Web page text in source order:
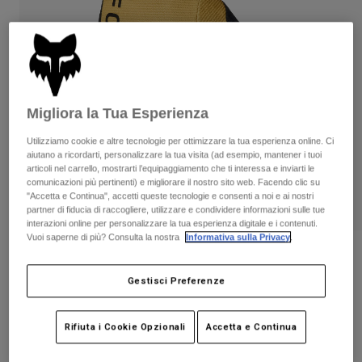
Pantaloni
Pantaloncini
Giacche
Guanti
Protezioni
Maschere
Calze
Accessori
Parti di ricambio
Pantaloni
Guanti
Protezioni
Maschere
Calze
Vedi tutto
Donna
T-shirt
Felpe
Giacche
Pantaloni & Pantaloncini
Bambini
Maschere
Calze
Vedi tutto
Moto
Caschi
Maglie​
Pantaloni
Stivali
Protezioni
Maschere
Guanti in gel Ranger
Prodotto n.33607
Migliora la Tua Esperienza
Utilizziamo cookie e altre tecnologie per ottimizzare la tua esperienza online. Ci
aiutano a ricordarti, personalizzare la tua visita (ad esempio, mantener i tuoi
articoli nel carrello, mostrarti l’equipaggiamento che ti interessa e inviarti le
comunicazioni più pertinenti) e migliorare il nostro sito web. Facendo clic su
"Accetta e Continua", accetti queste tecnologie e consenti a noi e ai nostri
partner di fiducia di raccogliere, utilizzare e condividere informazioni sulle tue
interazioni online per personalizzare la tua esperienza digitale e i contenuti.
Vuoi saperne di più? Consulta la nostra
Informativa sulla Privacy
Gestisci Preferenze
Rifiuta i Cookie Opzionali Accetta e Continua